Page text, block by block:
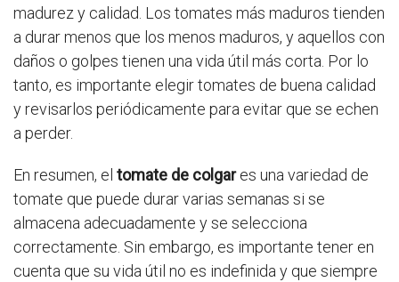
madurez y calidad. Los tomates más maduros tienden
a durar menos que los menos maduros, y aquellos con
daños o golpes tienen una vida útil más corta. Por lo
tanto, es importante elegir tomates de buena calidad
y revisarlos periódicamente para evitar que se echen
a perder.
En resumen, el tomate de colgares una variedad de
tomate que puede durar varias semanas si se
almacena adecuadamente y se selecciona
correctamente. Sin embargo, es importante tener en
cuenta que su vida útil no es indefinida y que siempre